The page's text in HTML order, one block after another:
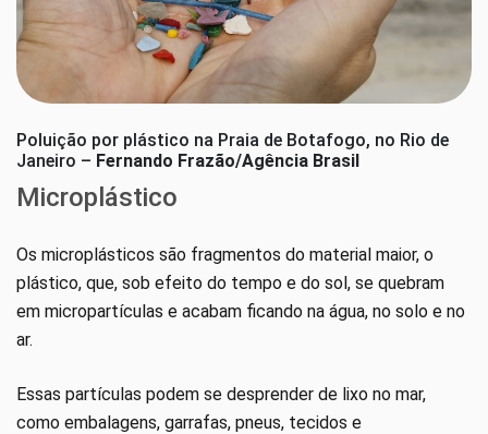
Poluição por plástico na Praia de Botafogo, no Rio de
Janeiro – Fernando Frazão/Agência Brasil
Microplástico
Os microplásticos são fragmentos do material maior, o
plástico, que, sob efeito do tempo e do sol, se quebram
em micropartículas e acabam ficando na água, no solo e no
ar.
Essas partículas podem se desprender de lixo no mar,
como embalagens, garrafas, pneus, tecidos e